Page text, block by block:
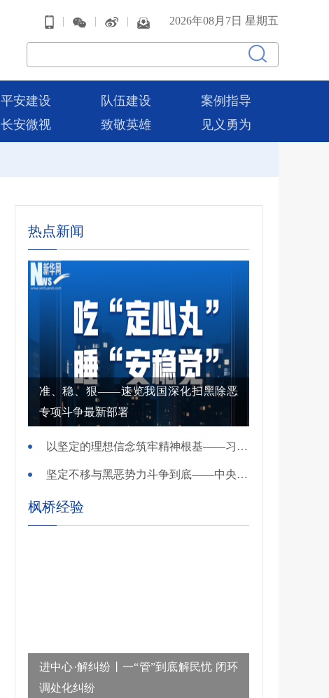
| | | 2026年08月7日 星期五
平安建设 队伍建设
案例指导
长安微视 致敬英雄 见义勇为
热点新闻
准、稳、狠——速览我国深化扫黑除恶
专项斗争最新部署
以坚定的理想信念筑牢精神根基——习近平党建思想理论品格系列述评之一
坚定不移与黑恶势力斗争到底——中央政法委负责同志就开展深化扫黑除恶专项斗争有关问题答记者问
枫桥经验
进中心·解纠纷丨一“管”到底解民忧 闭环
调处化纠纷